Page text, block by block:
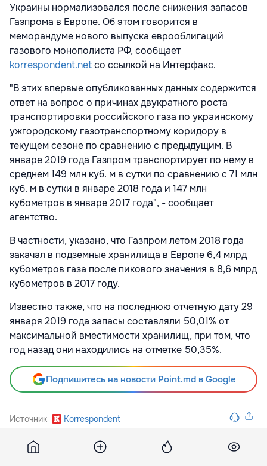
Украины нормализовался после снижения запасов
Газпрома в Европе. Об этом говорится в
меморандуме нового выпуска еврооблигаций
газового монополиста РФ, сообщает
korrespondent.netсо ссылкой на Интерфакс.
"В этих впервые опубликованных данных содержится
ответ на вопрос о причинах двукратного роста
транспортировки российского газа по украинскому
ужгородскому газотранспортному коридору в
текущем сезоне по сравнению с предыдущим. В
январе 2019 года Газпром транспортирует по нему в
среднем 149 млн куб. м в сутки по сравнению с 71 млн
куб. м в сутки в январе 2018 года и 147 млн
кубометров в январе 2017 года", - сообщает
агентство.
В частности, указано, что Газпром летом 2018 года
закачал в подземные хранилища в Европе 6,4 млрд
кубометров газа после пикового значения в 8,6 млрд
кубометров в 2017 году.
Известно также, что на последнюю отчетную дату 29
января 2019 года запасы составляли 50,01% от
максимальной вместимости хранилищ, при том, что
год назад они находились на отметке 50,35%.
Подпишитесь на новости Point.md в Google
Источник Korrespondent